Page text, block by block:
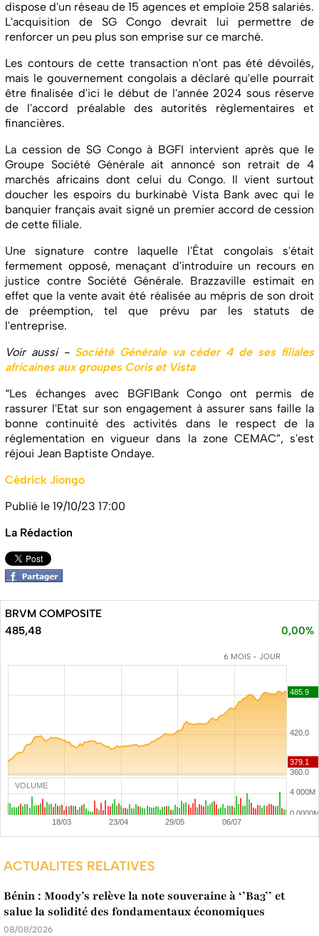
dispose d'un réseau de 15 agences et emploie 258 salariés.
L'acquisition de SG Congo devrait lui permettre de
renforcer un peu plus son emprise sur ce marché.
Les contours de cette transaction n'ont pas été dévoilés,
mais le gouvernement congolais a déclaré qu'elle pourrait
être finalisée d'ici le début de l'année 2024 sous réserve
de l'accord préalable des autorités règlementaires et
financières.
La cession de SG Congo à BGFI intervient après que le
Groupe Société Générale ait annoncé son retrait de 4
marchés africains dont celui du Congo. Il vient surtout
doucher les espoirs du burkinabè Vista Bank avec qui le
banquier français avait signé un premier accord de cession
de cette filiale.
Une signature contre laquelle l'État congolais s'était
fermement opposé, menaçant d'introduire un recours en
justice contre Société Générale. Brazzaville estimait en
effet que la vente avait été réalisée au mépris de son droit
de préemption, tel que prévu par les statuts de
l'entreprise.
Voir aussi - Société Générale va céder 4 de ses filiales
africaines aux groupes Coris et Vista
“Les échanges avec BGFIBank Congo ont permis de
rassurer l'Etat sur son engagement à assurer sans faille la
bonne continuité des activités dans le respect de la
réglementation en vigueur dans la zone CEMAC”, s'est
réjoui Jean Baptiste Ondaye.
Cédrick Jiongo
Publié le 19/10/23 17:00
La Rédaction
BRVM COMPOSITE
485,48
0,00%
6 MOIS - JOUR
VOLUME
ACTUALITES RELATIVES
Bénin : Moody’s relève la note souveraine à ‘’Ba3’’ et
salue la solidité des fondamentaux économiques
08/08/2026